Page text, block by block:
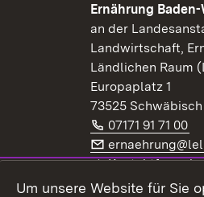
Ernährung
an der
Landwirtschaft,
Ländlichen Raum
Europaplatz 1
73525
Telefon:
07171 91 71 00
E-Mail:
Extern:
LinkedIn
Um unsere Website für Sie